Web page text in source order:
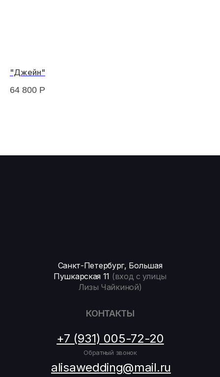
"Джейн"
64 800 Р
КОНТАКТЫ
+7 (931) 005-72-20
Обратный звонок
alisawedding@mail.ru
Санкт-Петербург, Большая
Пушкарская 11 (вход с улицы
Лизы Чайкиной)